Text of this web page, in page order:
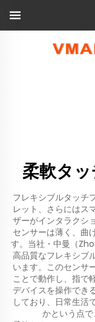
柔軟タ
フレキシブルタッチ
レット、さらにはス
ザーがインタラクシ
センサーは薄く、曲
す。当社・中曼（
高品質なフレキシブ
います。このセンサ
ことで動作し、指で
デバイスを操作でき
しており、日常生活
かという点で